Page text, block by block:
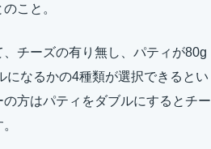
こと。
チーズの有り無し、パティが80g
になるかの4種類が選択できるとい
方はパティをダブルにするとチー